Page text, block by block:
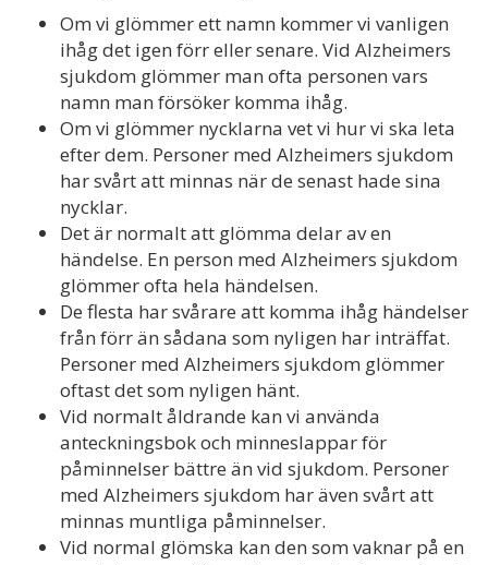
Om vi glömmer ett namn kommer vi vanligen
ihåg det igen förr eller senare. Vid Alzheimers
sjukdom glömmer man ofta personen vars
namn man försöker komma ihåg.
Om vi glömmer nycklarna vet vi hur vi ska leta
efter dem. Personer med Alzheimers sjukdom
har svårt att minnas när de senast hade sina
nycklar.
Det är normalt att glömma delar av en
händelse. En person med Alzheimers sjukdom
glömmer ofta hela händelsen.
De flesta har svårare att komma ihåg händelser
från förr än sådana som nyligen har inträffat.
Personer med Alzheimers sjukdom glömmer
oftast det som nyligen hänt.
Vid normalt åldrande kan vi använda
anteckningsbok och minneslappar för
påminnelser bättre än vid sjukdom. Personer
med Alzheimers sjukdom har även svårt att
minnas muntliga påminnelser.
Vid normal glömska kan den som vaknar på en